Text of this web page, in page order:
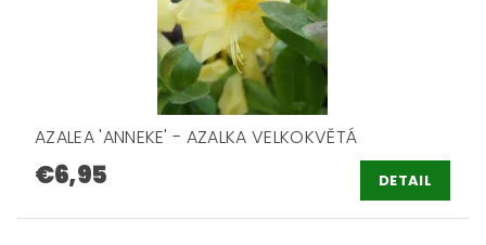
AZALEA 'ANNEKE' - AZALKA VELKOKVĚTÁ
€6,95 DETAIL